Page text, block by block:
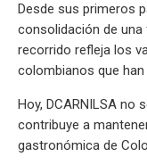
Desde sus primeros
consolidación de
recorrido refleja los
colombianos que
Hoy, DCARNILSA no
contribuye a
gastronómica de